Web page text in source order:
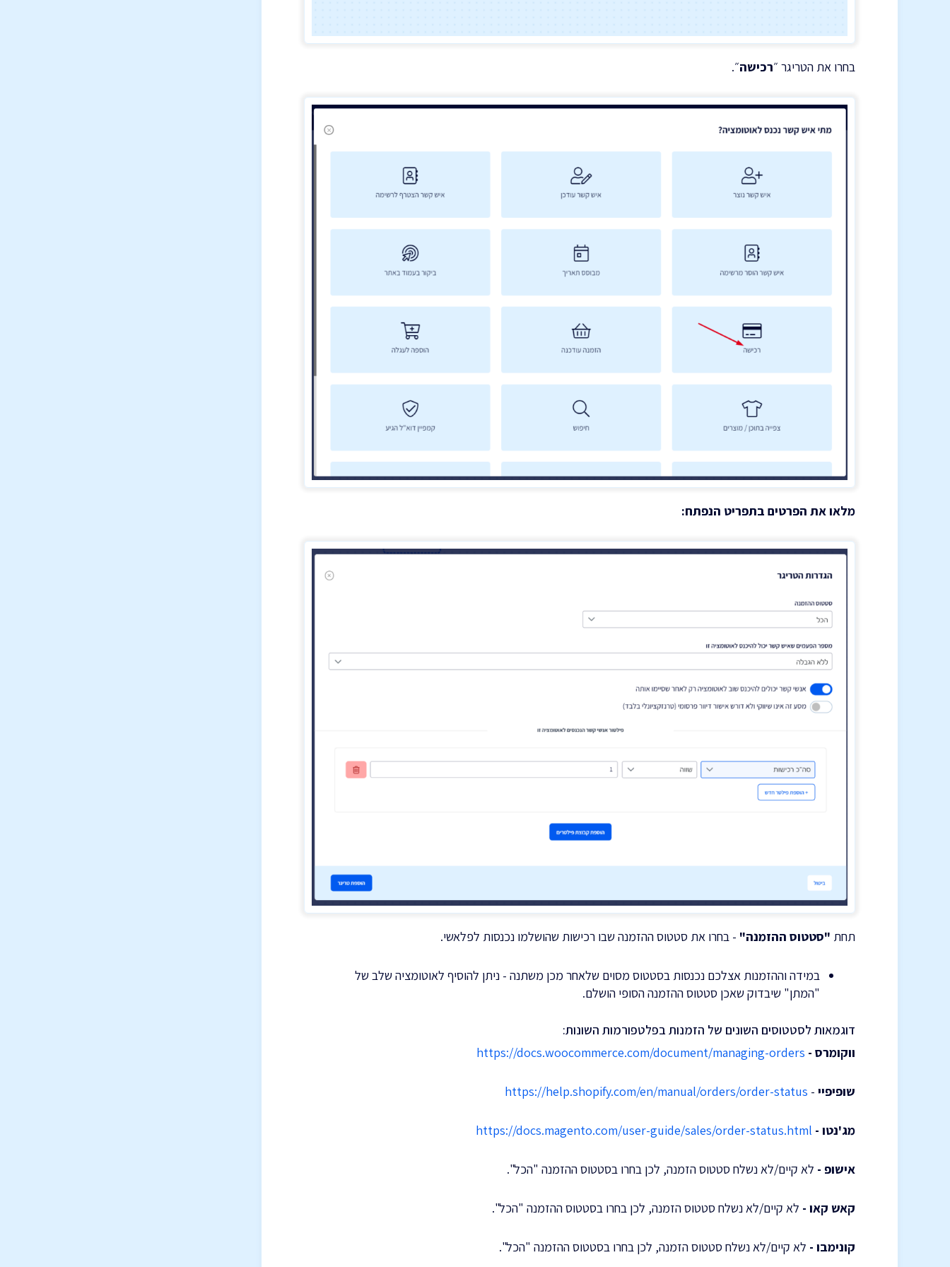
בחרו את הטריגר ״רכישה״.
מלאו את הפרטים בתפריט הנפתח:
תחת "סטטוס ההזמנה" - בחרו את סטטוס ההזמנה שבו רכישות שהושלמו נכנסות לפלאשי.
במידה וההזמנות אצלכם נכנסות בסטטוס מסוים שלאחר מכן משתנה - ניתן להוסיף לאוטומציה שלב של
"המתן" שיבדוק שאכן סטטוס ההזמנה הסופי הושלם.
דוגמאות לסטטוסים השונים של הזמנות בפלטפורמות השונות:
ווקומרס - https://docs.woocommerce.com/document/managing-orders
שופיפיי -
https://help.shopify.com/en/manual/orders/order-status
מג'נטו - https://docs.magento.com/user-guide/sales/order-status.html
אישופ - לא קיים/לא נשלח סטטוס הזמנה, לכן בחרו בסטטוס ההזמנה "הכל".
קאש קאו - לא קיים/לא נשלח סטטוס הזמנה, לכן בחרו בסטטוס ההזמנה "הכל".
קונימבו - לא קיים/לא נשלח סטטוס הזמנה, לכן בחרו בסטטוס ההזמנה "הכל".